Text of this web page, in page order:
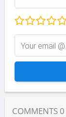
COMMENTS 0